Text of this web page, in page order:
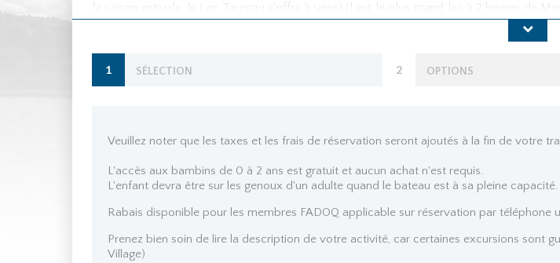
la saison estivale, le Lac Taureau s'offre à vous! Il est le plus grand lac à 2 heures de
pour terminer l'été et célébrer les couleurs d'automne, en bonus, cette année, une
Nos capitaines et matelots détiennent toutes les certifications requises par Transport
raconter des histoires et interpréter l’environnement dans lequel vous vous retrouvez.
1 SÉLECTION 2 OPTIONS
Veuillez noter que les taxes et les frais de réservation seront ajoutés à la fin de votre
L'accès aux bambins de 0 à 2 ans est gratuit et aucun achat n'est requis.
L'enfant devra être sur les genoux d'un adulte quand le bateau est à sa pleine capacité.
Rabais disponible pour les membres FADOQ applicable sur réservation par téléphone
Prenez bien soin de lire la description de votre activité, car certaines excursions sont
Village)